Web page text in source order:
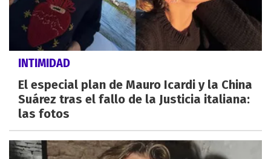
INTIMIDAD
El especial plan de Mauro Icardi y la China
Suárez tras el fallo de la Justicia italiana:
las fotos